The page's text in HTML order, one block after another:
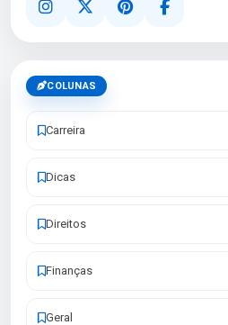
COLUNAS
Carreira
Dicas
Direitos
Finanças
Geral